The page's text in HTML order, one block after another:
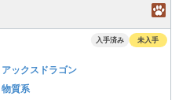
入手済み 未入手
アックスドラゴン
物質系